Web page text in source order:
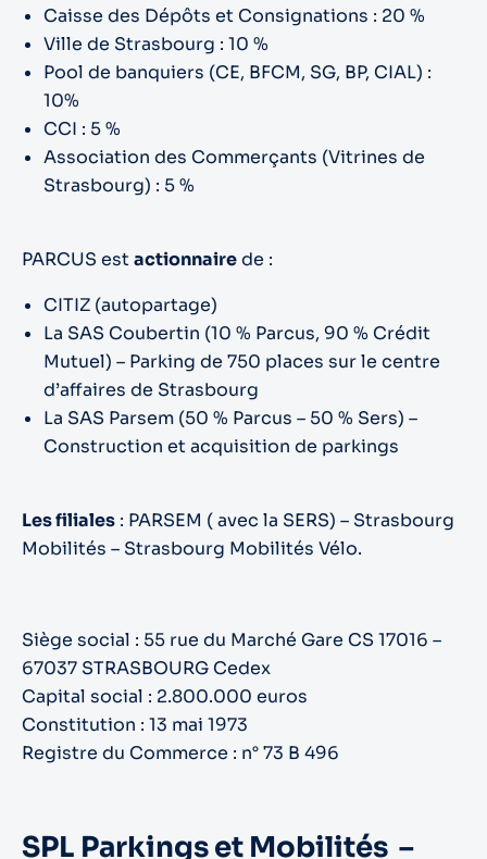
Caisse des Dépôts et Consignations : 20 %
Ville de Strasbourg : 10 %
Pool de banquiers (CE, BFCM, SG, BP, CIAL) :
10%
CCI : 5 %
Association des Commerçants (Vitrines de
Strasbourg) : 5 %
PARCUS estactionnairede :
CITIZ (autopartage)
La SAS Coubertin (10 % Parcus, 90 % Crédit
Mutuel) – Parking de 750 places sur le centre
d’affaires de Strasbourg
La SAS Parsem (50 % Parcus – 50 % Sers) –
Construction et acquisition de parkings
Les filiales : PARSEM ( avec la SERS) – Strasbourg
Mobilités – Strasbourg Mobilités Vélo.
Siège social : 55 rue du Marché Gare CS 17016 –
67037 STRASBOURG Cedex
Capital social : 2.800.000 euros
Constitution : 13 mai 1973
Registre du Commerce : n° 73 B 496
SPL Parkings et Mobilités –